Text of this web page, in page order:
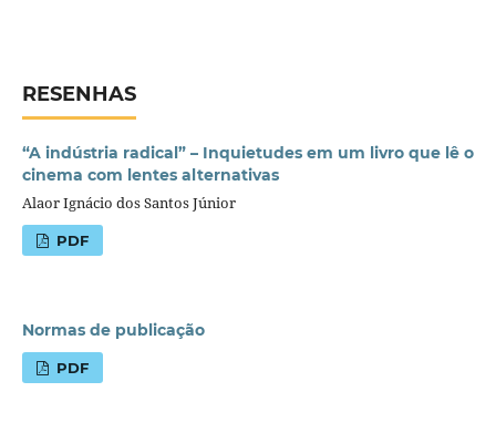
RESENHAS
“A indústria radical” – Inquietudes em um livro que lê o
cinema com lentes alternativas
Alaor Ignácio dos Santos Júnior
PDF
Normas de publicação
PDF